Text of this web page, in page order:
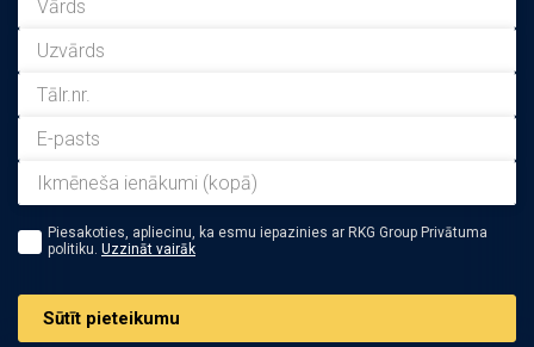
Piesakoties, apliecinu, ka esmu iepazinies ar RKG Group Privātuma
politiku. Uzzināt vairāk
Sūtīt pieteikumu